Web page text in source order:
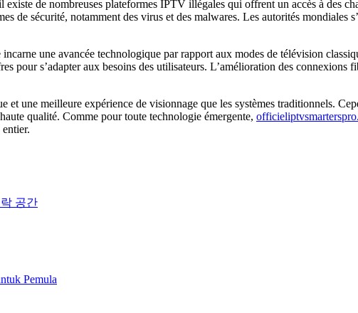
de nombreuses plateformes IPTV illégales qui offrent un accès à des
de sécurité, notamment des virus et des malwares. Les autorités mondiales
une avancée technologique par rapport aux modes de télévision
pour s’adapter aux besoins des utilisateurs. L’amélioration des connexions
une meilleure expérience de visionnage que les systèmes traditionnels.
qualité. Comme pour toute technologie émergente,
공간
Pemula